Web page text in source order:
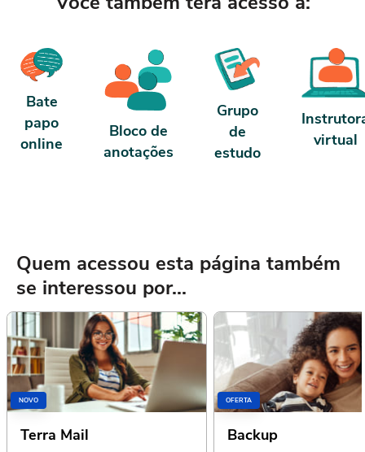
Bate
papo
online
Bloco de
anotações
Grupo
de
estudo
virtual
Quem acessou esta página também
se interessou por...
NOVO
Terra Mail
OFERTA
Backup